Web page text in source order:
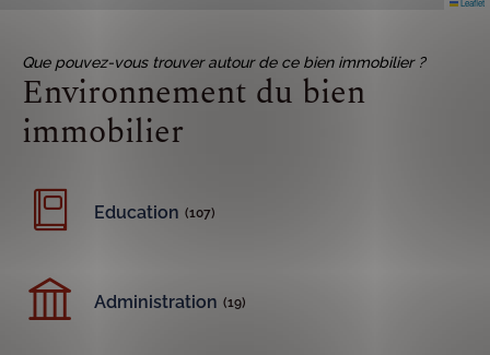
Leaflet
Que pouvez-vous trouver autour de ce bien immobilier ?
Environnement du bien
immobilier
Education (107)
Administration (19)